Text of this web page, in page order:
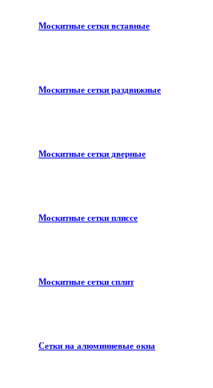
Москитные сетки вставные
Москитные сетки раздвижные
Москитные сетки дверные
Москитные сетки плиссе
Москитные сетки сплит
Сетки на алюминиевые окна